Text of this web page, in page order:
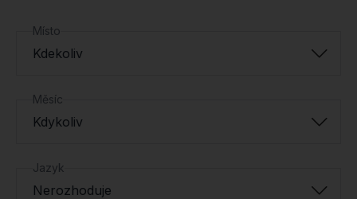
Místo
Kdekoliv
Měsíc
Kdykoliv
Jazyk
Nerozhoduje